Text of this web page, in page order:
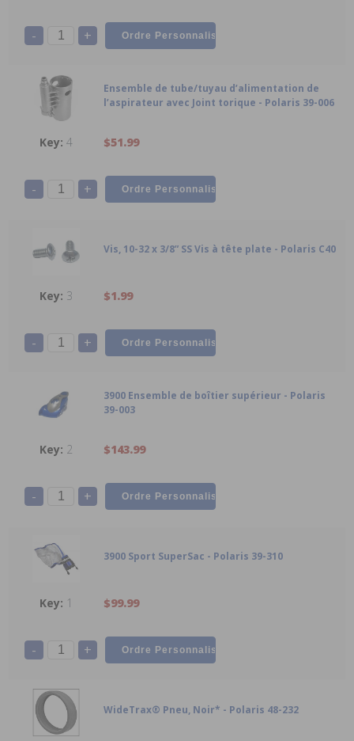
- +
Ensemble de tube/tuyau d’alimentation de
l’aspirateur avec Joint torique - Polaris 39-006
4 $51.99
- +
Vis, 10-32 x 3/8” SS Vis à tête plate - Polaris C40
3 $1.99
- +
3900 Ensemble de boîtier supérieur - Polaris
39-003
2 $143.99
- +
3900 Sport SuperSac - Polaris 39-310
1 $99.99
- +
WideTrax® Pneu, Noir* - Polaris 48-232